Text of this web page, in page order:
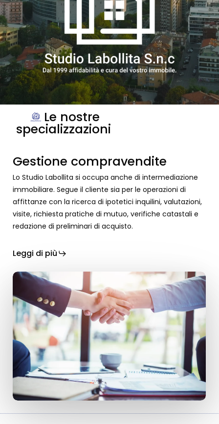
Le nostre
specializzazioni
Gestione compravendite
Lo Studio Labollita si occupa anche di intermediazione
immobiliare. Segue il cliente sia per le operazioni di
affittanze con la ricerca di ipotetici inquilini, valutazioni,
visite, richiesta pratiche di mutuo, verifiche catastali e
redazione di preliminari di acquisto.
Leggi di più